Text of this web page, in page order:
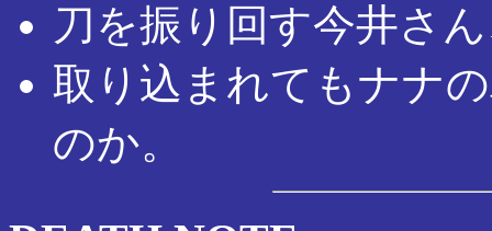
刀を振り回す今井さ
取り込まれてもナナ
のか。